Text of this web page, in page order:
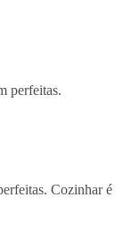
Cozinhar é